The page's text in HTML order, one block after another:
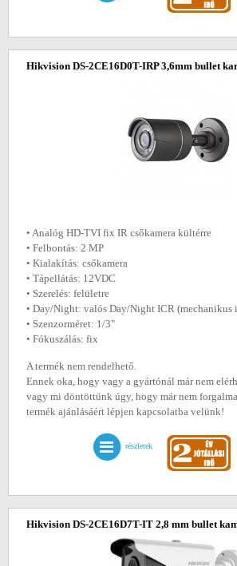
Hikvision DS-2CE16D0T-IRP 3,6mm bullet
• Analóg HD-TVI fix IR csőkamera kültérre
• Felbontás: 2 MP
• Kialakítás: csőkamera
• Tápellátás: 12VDC
• Szerelés: felületre
• Day/Night: valós Day/Night ICR (mechanikus
• Szenzorméret: 1/3"
• Fókuszálás: fix
A termék nem rendelhető.
Ennek oka, hogy vagy a gyártónál már nem
vagy mi döntöttünk úgy, hogy már nem
termék ajánlásáért lépjen kapcsolatba velünk!
részletek
Hikvision DS-2CE16D7T-IT 2,8 mm bullet